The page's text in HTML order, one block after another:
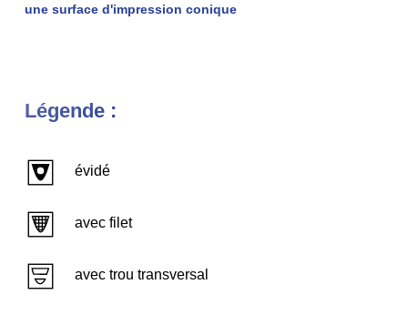
une surface d'impression conique
Légende :
évidé
avec filet
avec trou transversal